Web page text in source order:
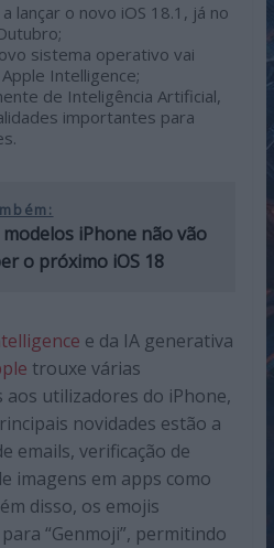
lançar o novo iOS 18.1, já no
sistema operativo vai
Intelligence;
de Inteligência Artificial,
importantes para
modelos iPhone não vão
o próximo iOS 18
e da IA generativa
trouxe várias
utilizadores do iPhone,
novidades estão a
emails, verificação de
imagens em apps como
disso, os emojis
“Genmoji”, permitindo